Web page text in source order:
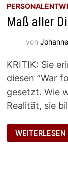
Maß aller
von
KRITIK: Sie
diesen ”War
gesetzt. Wie
Realität, sie
MASS A
LLER D
INGE
WEITERLESEN